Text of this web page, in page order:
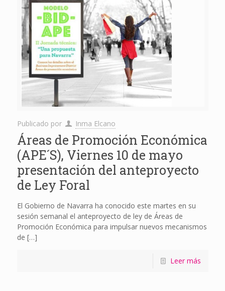
Publicado por Inma Elcano
Áreas de Promoción Económica
(APE´S), Viernes 10 de mayo
presentación del anteproyecto
de Ley Foral
El Gobierno de Navarra ha conocido este martes en su
sesión semanal el anteproyecto de ley de Áreas de
Promoción Económica para impulsar nuevos mecanismos
de […]
Leer más